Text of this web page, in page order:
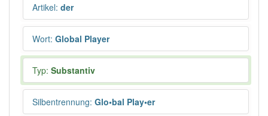
Artikel: der
Wort: Global Player
Typ: Substantiv
Silbentrennung: Glo•bal Play•er